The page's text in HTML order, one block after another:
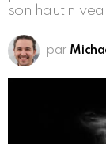
son haut
par